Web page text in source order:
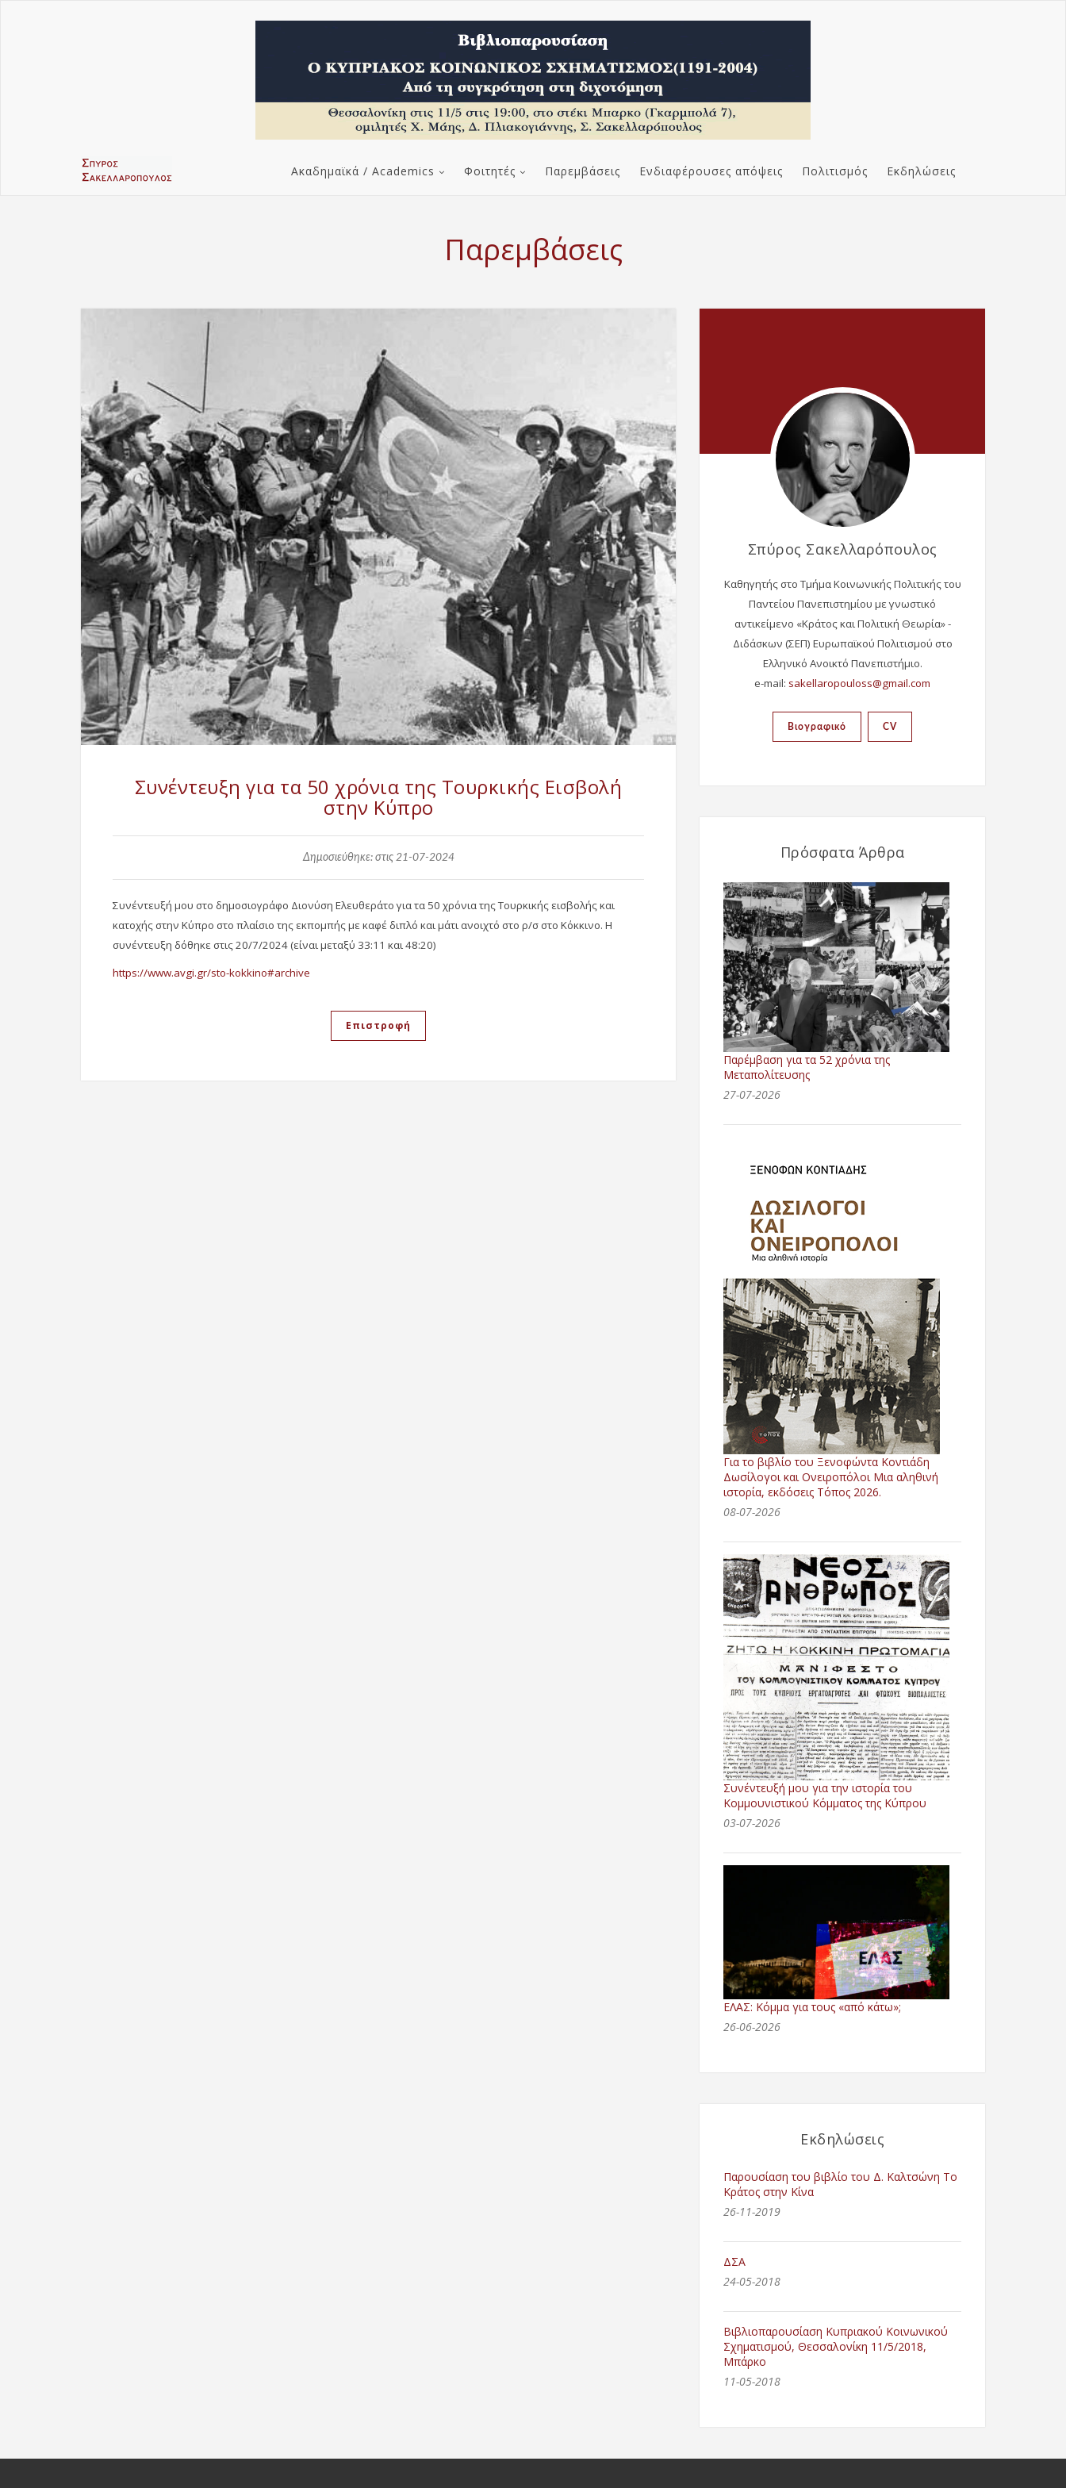
Ακαδημαϊκά / Academics Φοιτητές Παρεμβάσεις Ενδιαφέρουσες απόψεις Πολιτισμός Εκδηλώσεις
Παρεμβάσεις
Συνέντευξη για τα 50 χρόνια της Τουρκικής Εισβολή
στην Κύπρο
Δημοσιεύθηκε: στις 21-07-2024
Συνέντευξή μου στο δημοσιογράφο Διονύση Ελευθεράτο για τα 50 χρόνια της Τουρκικής εισβολής και
κατοχής στην Κύπρο στο πλαίσιο της εκπομπής με καφέ διπλό και μάτι ανοιχτό στο ρ/σ στο Κόκκινο. Η
συνέντευξη δόθηκε στις 20/7/2024 (είναι μεταξύ 33:11 και 48:20)
https://www.avgi.gr/sto-kokkino#archive
Επιστροφή
Σπύρος Σακελλαρόπουλος
Καθηγητής στο Τμήμα Κοινωνικής Πολιτικής του
Παντείου Πανεπιστημίου με γνωστικό
αντικείμενο «Κράτος και Πολιτική Θεωρία» -
Διδάσκων (ΣΕΠ) Ευρωπαϊκού Πολιτισμού στο
Ελληνικό Ανοικτό Πανεπιστήμιο.
e-mail:
Βιογραφικό CV
Πρόσφατα Άρθρα
Παρέμβαση για τα 52 χρόνια της
Μεταπολίτευσης
27-07-2026
Για το βιβλίο του Ξενοφώντα Κοντιάδη
Δωσίλογοι και Ονειροπόλοι Μια αληθινή
ιστορία, εκδόσεις Τόπος 2026.
08-07-2026
Συνέντευξή μου για την ιστορία του
Κομμουνιστικού Κόμματος της Κύπρου
03-07-2026
ΕΛΑΣ: Κόμμα για τους «από κάτω»;
26-06-2026
Εκδηλώσεις
Παρουσίαση του βιβλίο του Δ. Καλτσώνη Το
Κράτος στην Κίνα
26-11-2019
ΔΣΑ
24-05-2018
Βιβλιοπαρουσίαση Κυπριακού Κοινωνικού
Σχηματισμού, Θεσσαλονίκη 11/5/2018,
Μπάρκο
11-05-2018